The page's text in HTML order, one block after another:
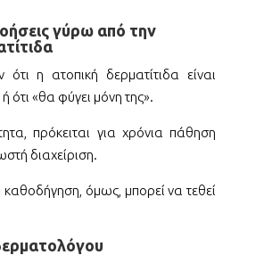
γύρω από την
ότι η ατοπική δερματίτιδα είναι
ότι «θα φύγει μόνη της».
πρόκειται για χρόνια πάθηση
διαχείριση.
καθοδήγηση, όμως, μπορεί να τεθεί